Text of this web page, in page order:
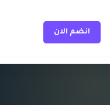
انضم الان